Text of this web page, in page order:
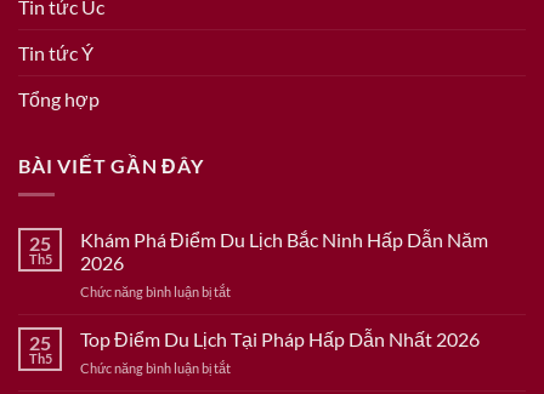
Tin tức Úc
Tin tức Ý
Tổng hợp
BÀI VIẾT GẦN ĐÂY
25
Th5
Khám Phá Điểm Du Lịch Bắc Ninh Hấp Dẫn Năm
2026
Chức năng bình luận bị tắtở
Phá
Điểm
Du
25
Th5
Top Điểm Du Lịch Tại Pháp Hấp Dẫn Nhất 2026
Chức năng bình luận bị tắtở